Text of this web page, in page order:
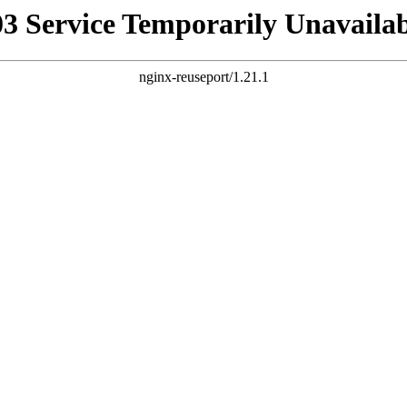
Service Temporarily
nginx-reuseport/1.21.1